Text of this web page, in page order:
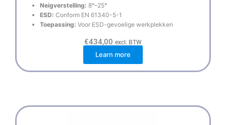
Neigverstelling: 8°–25°
ESD: Conform EN 61340-5-1
Toepassing: Voor ESD-gevoelige werkplekken
€434,00 excl. BTW
Learn more